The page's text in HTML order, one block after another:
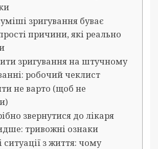
зригування буває
причини, які реально
зригування на штучному
робочий чеклист
не варто (щоб не
звернутися до лікаря
тривожні ознаки
з життя: чому